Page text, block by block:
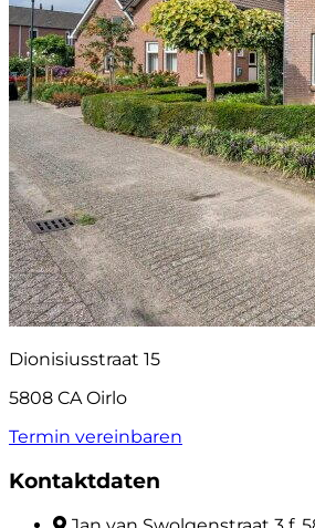
Dionisiusstraat 15
5808 CA Oirlo
Termin vereinbaren
Kontaktdaten